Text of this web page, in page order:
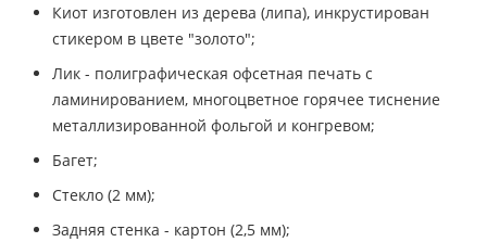
Киот изготовлен из дерева (липа), инкрустирован
стикером в цвете "золото";
Лик - полиграфическая офсетная печать с
ламинированием, многоцветное горячее тиснение
металлизированной фольгой и конгревом;
Багет;
Стекло (2 мм);
Задняя стенка - картон (2,5 мм);